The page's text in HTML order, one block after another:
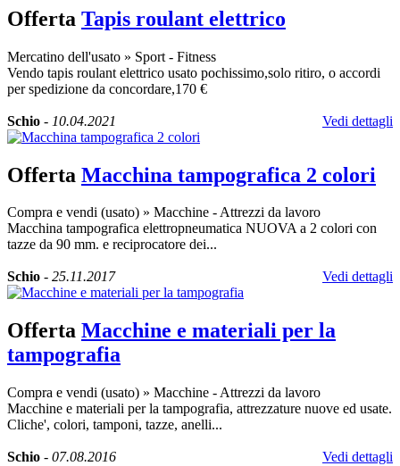
Offerta Tapis roulant elettrico
Mercatino dell'usato » Sport - Fitness
Vendo tapis roulant elettrico usato pochissimo,solo ritiro, o accordi
per spedizione da concordare,170 €
Schio - 10.04.2021 Vedi dettagli
Offerta Macchina tampografica 2 colori
Compra e vendi (usato) » Macchine - Attrezzi da lavoro
Macchina tampografica elettropneumatica NUOVA a 2 colori con
tazze da 90 mm. e reciprocatore dei...
Schio - 25.11.2017 Vedi dettagli
Offerta Macchine e materiali per la
tampografia
Compra e vendi (usato) » Macchine - Attrezzi da lavoro
Macchine e materiali per la tampografia, attrezzature nuove ed usate.
Cliche', colori, tamponi, tazze, anelli...
Schio - 07.08.2016 Vedi dettagli